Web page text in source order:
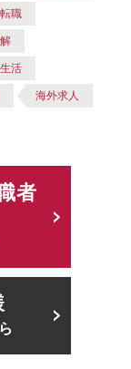
職
活
海外求人
者